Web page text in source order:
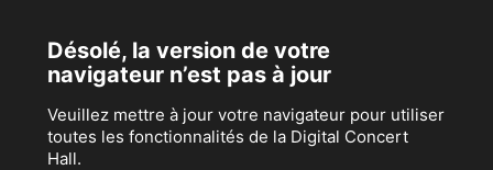
Désolé, la version de votre
navigateur n’est pas à jour
Veuillez mettre à jour votre navigateur pour utiliser
toutes les fonctionnalités de la Digital Concert
Hall.